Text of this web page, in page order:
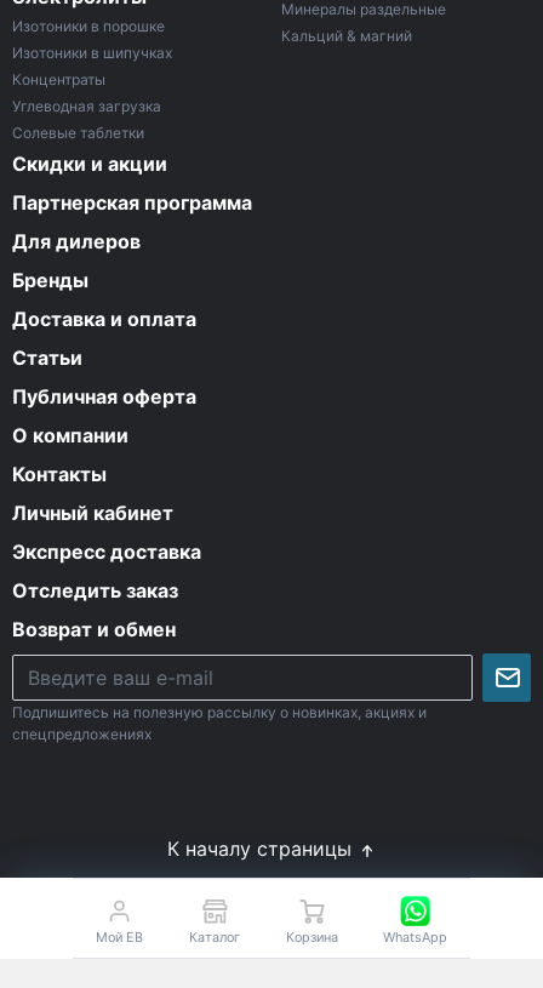
Изотоники в порошке
Изотоники в шипучках
Концентраты
Углеводная загрузка
Солевые таблетки
Минералы раздельные
Кальций & магний
Скидки и акции
Партнерская программа
Для дилеров
Бренды
Доставка и оплата
Статьи
Публичная оферта
О компании
Контакты
Личный кабинет
Экспресс доставка
Отследить заказ
Возврат и обмен
Подпишитесь на полезную рассылку о новинках, акциях и
спецпредложениях
К началу страницы
© Все права защищены. 2009-2026 Energy-Body.ru
Спортивное питание с доставкой по России
Мой EB Каталог Корзина WhatsApp